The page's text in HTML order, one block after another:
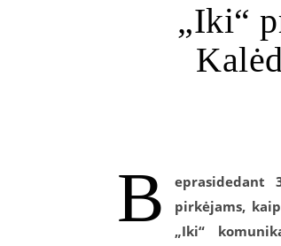
„Iki“
B
eprasidedant
pirkėjams,
„Iki“